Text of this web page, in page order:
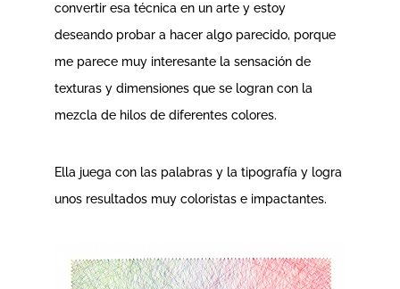
convertir esa técnica en un arte y estoy
deseando probar a hacer algo parecido, porque
me parece muy interesante la sensación de
texturas y dimensiones que se logran con la
mezcla de hilos de diferentes colores.
Ella juega con las palabras y la tipografía y logra
unos resultados muy coloristas e impactantes.